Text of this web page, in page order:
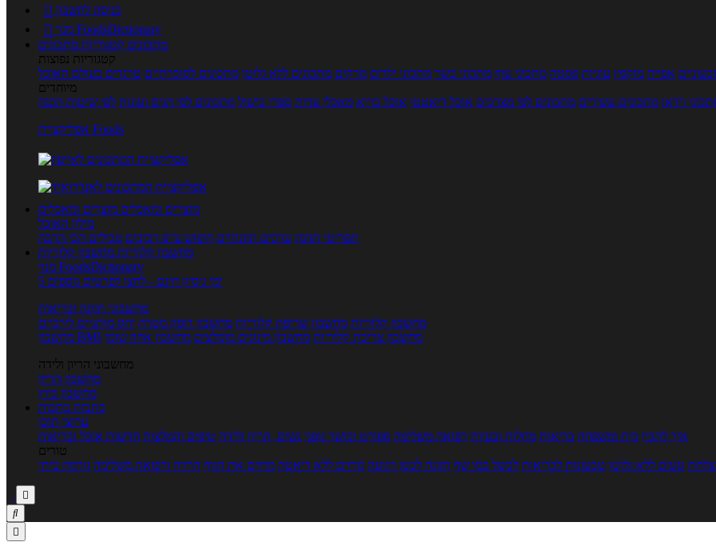
 כניסה לחשבון

מנוי FoodsDictionary
מתכונים קטגוריות מתכונים
קטגוריות נפוצות
אפייה מוקפץ עוגיות פסטה מתכוני עוף מתכוני בשר מתכוני ילדים מרקים מתכונים ללא גלוטן מתכונים לסוכרתיים טרנדים בעולם האוכל
מיוחדים
וידאו מתכונים עשירים מתכונים לפי מצרכים אוכל דיאטטי אוכל בריא מאכלי עדות ספרי בישול מתכונים לפי חגים ועונות לפי שיטות הכנה
אפליקציית Foods
מוצרים ומאכלים מוצרים ומאכלים
מילון האוכל
תפריטי תזונה ערכים תזונתיים חיפוש ע"פ רכיבים מכילים הכי הרבה
מחשבון קלוריות מחשבון קלוריות
מנוי FoodsDictionary
5 ימי ניסיון חינם - לחצו לפרטים נוספים
מחשבוני תזונה ובריאות
מחשבון קלוריות מחשבון שריפת קלוריות מחשבון דופק מטרה יחס מותניים לירכיים
מחשבון BMI
מחשבון צריכת קלוריות מחשבון מינונים מומלצים מחשבון אחוז שומן
מחשבוני הריון ולידה
מחשבון הריון
מחשבון ביוץ
כתבות כתבות
ערוצי תוכן
איך להכין בית ומשפחה בריאות מחלות ובעיות רפואה משלימה ספורט וכושר גופני נשים, הריון ולידה טיפים והמלצות חדשות אוכל ובריאות
טורים
טעים ללא גלוטן טבעונות לבריאות לבשל כמו שף תזונה לבטן רגועה מרזים ללא דיאטה מזיזים את הגוף הרזיה ורפואה משלימה גורמה ביתי


